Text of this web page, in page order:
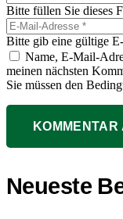
Bitte füllen Sie dieses
Bitte gib eine gültige
Name, E-Mail-
meinen nächsten
Sie müssen den
Neueste